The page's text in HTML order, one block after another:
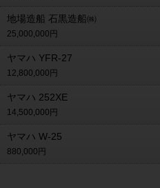
地場造船 石黒造船㈱
25,000,000円
ヤマハ YFR-27
12,800,000円
ヤマハ 252XE
14,500,000円
ヤマハ W-25
880,000円